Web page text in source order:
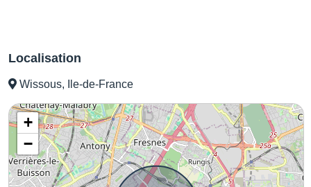
Localisation
Wissous, Ile-de-France
+
−